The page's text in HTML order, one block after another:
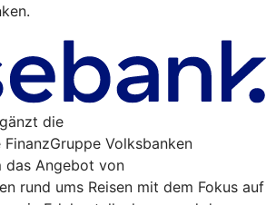
die
Volksbanken
das Angebot von
rund ums Reisen mit dem Fokus auf